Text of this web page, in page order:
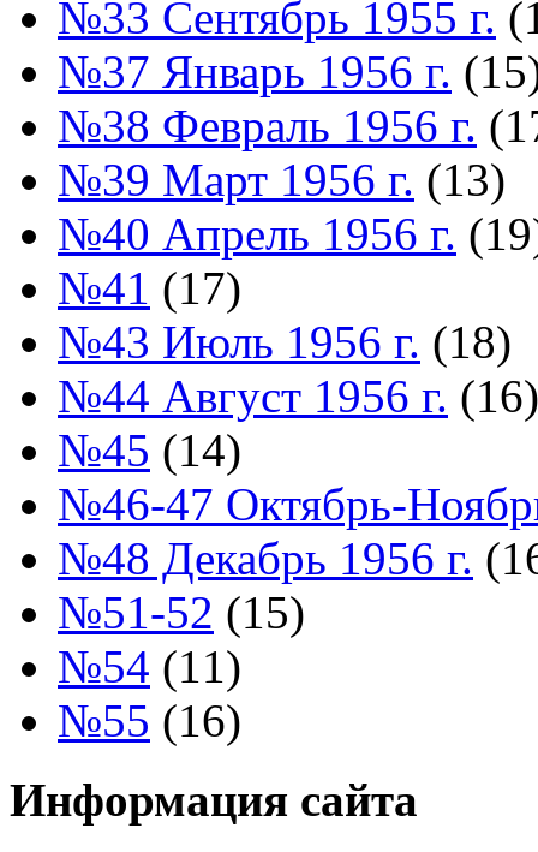
№33 Сентябрь 1955 г.
№37 Январь 1956 г.
№38 Февраль 1956 г.
№39 Март 1956 г. (13)
№40 Апрель 1956 г.
№41 (17)
№43 Июль 1956 г. (18)
№44 Август 1956 г. (16)
№45 (14)
№46-47 Октябрь-
№48 Декабрь 1956 г.
№51-52 (15)
№54 (11)
№55 (16)
Информация сайта